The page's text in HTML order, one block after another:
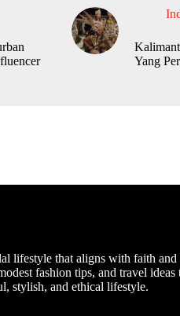
Yang
lifestyle that aligns with faith
fashion tips, and travel
stylish, and ethical lifestyle.